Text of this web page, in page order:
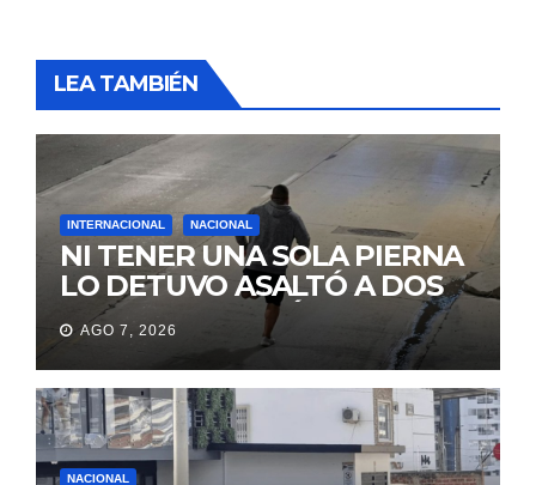
LEA TAMBIÉN
INTERNACIONAL NACIONAL
NI TENER UNA SOLA PIERNA
LO DETUVO ASALTÓ A DOS
MUJERES Y HUYÓ
BRINCANDO.
AGO 7, 2026
NACIONAL